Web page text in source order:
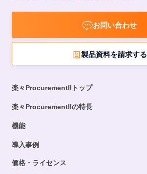
お問い合わせ
製品資料を請求する
楽々ProcurementIIトップ
楽々ProcurementIIの特長
機能
導入事例
価格・ライセンス